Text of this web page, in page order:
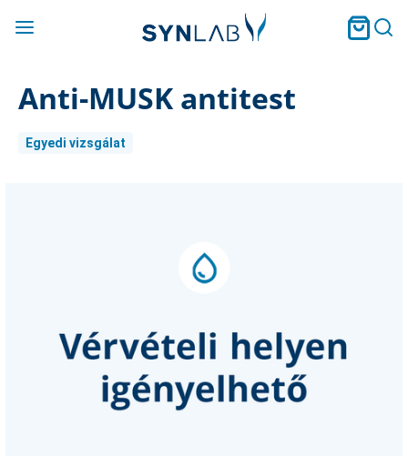
Anti-MUSK antitest
Egyedi vizsgálat